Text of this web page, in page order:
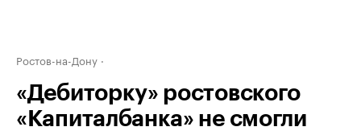
Ростов-на-Дону
«Дебиторку» ростовского
«Капиталбанка» не смогли